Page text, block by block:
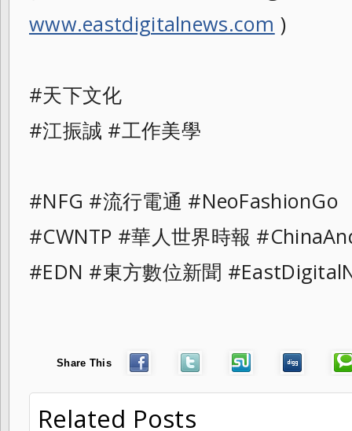
www.eastdigitalnews.com )
#天下文化
#江振誠 #工作美學
#NFG #流行電通 #NeoFashionGo
#CWNTP #華人世界時報
#EDN #東方數位新聞
Share This
Related Posts